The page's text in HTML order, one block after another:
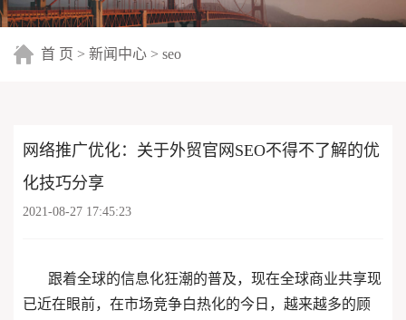
首 页 > 新闻中心 > seo
网络推广优化：关于外贸官网SEO不得不了解的优
化技巧分享
2021-08-27 17:45:23
跟着全球的信息化狂潮的普及，现在全球商业共享现
已近在眼前，在市场竞争白热化的今日，越来越多的顾